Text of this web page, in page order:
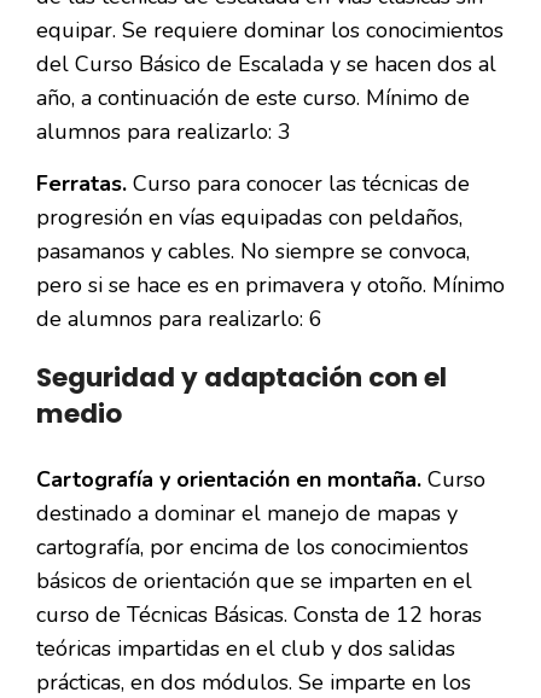
equipar. Se requiere dominar los conocimientos
del Curso Básico de Escalada y se hacen dos al
año, a continuación de este curso. Mínimo de
alumnos para realizarlo: 3
Ferratas. Curso para conocer las técnicas de
progresión en vías equipadas con peldaños,
pasamanos y cables. No siempre se convoca,
pero si se hace es en primavera y otoño. Mínimo
de alumnos para realizarlo: 6
Seguridad y adaptación con el
medio
Cartografía y orientación en montaña. Curso
destinado a dominar el manejo de mapas y
cartografía, por encima de los conocimientos
básicos de orientación que se imparten en el
curso de Técnicas Básicas. Consta de 12 horas
teóricas impartidas en el club y dos salidas
prácticas, en dos módulos. Se imparte en los